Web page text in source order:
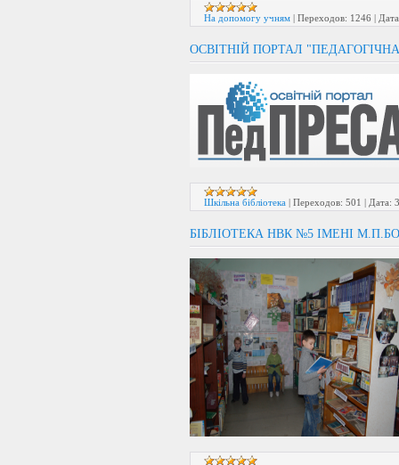
На допомогу учням Переходов: 1246
ОСВІТНІЙ ПОРТАЛ
Шкільна бібліотека Переходов: 501 Дата:
БІБЛІОТЕКА НВК №5 ІМЕНІ